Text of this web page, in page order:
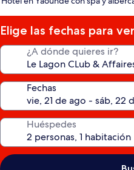
estrellas
Elige las fechas para
¿A dónde quieres ir?
Fechas
Huéspedes